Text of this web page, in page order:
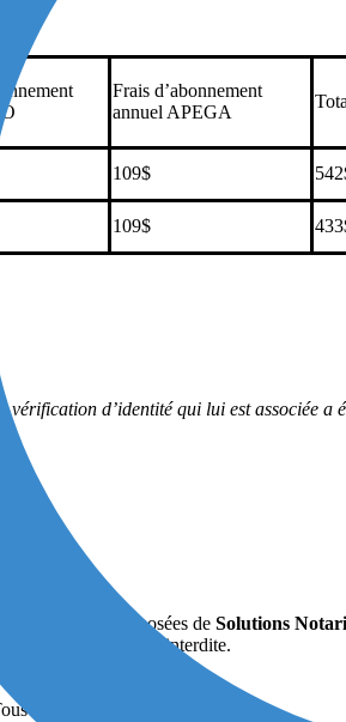
Frais d’abonnement
annuel APEGA
109$
109$
d’identité qui lui est associée
des marques déposées de Solutions
Notarius Inc., est interdite.
droits réservés © 2026